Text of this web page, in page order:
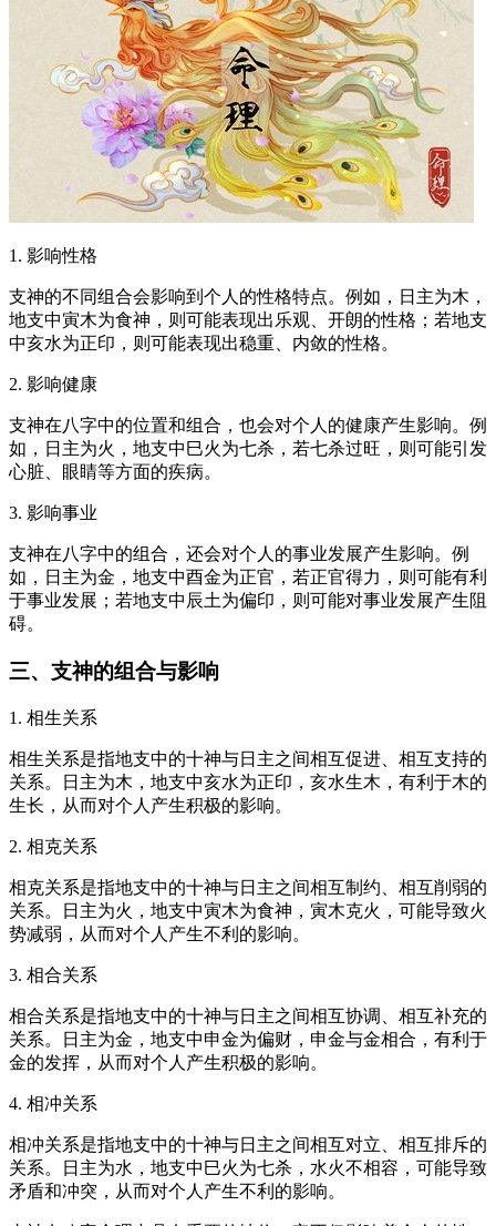
1. 影响性格
支神的不同组合会影响到个人的性格特点。例如，日主为木，
地支中寅木为食神，则可能表现出乐观、开朗的性格；若地支
中亥水为正印，则可能表现出稳重、内敛的性格。
2. 影响健康
支神在八字中的位置和组合，也会对个人的健康产生影响。例
如，日主为火，地支中巳火为七杀，若七杀过旺，则可能引发
心脏、眼睛等方面的疾病。
3. 影响事业
支神在八字中的组合，还会对个人的事业发展产生影响。例
如，日主为金，地支中酉金为正官，若正官得力，则可能有利
于事业发展；若地支中辰土为偏印，则可能对事业发展产生阻
碍。
三、支神的组合与影响
1. 相生关系
相生关系是指地支中的十神与日主之间相互促进、相互支持的
关系。日主为木，地支中亥水为正印，亥水生木，有利于木的
生长，从而对个人产生积极的影响。
2. 相克关系
相克关系是指地支中的十神与日主之间相互制约、相互削弱的
关系。日主为火，地支中寅木为食神，寅木克火，可能导致火
势减弱，从而对个人产生不利的影响。
3. 相合关系
相合关系是指地支中的十神与日主之间相互协调、相互补充的
关系。日主为金，地支中申金为偏财，申金与金相合，有利于
金的发挥，从而对个人产生积极的影响。
4. 相冲关系
相冲关系是指地支中的十神与日主之间相互对立、相互排斥的
关系。日主为水，地支中巳火为七杀，水火不相容，可能导致
矛盾和冲突，从而对个人产生不利的影响。